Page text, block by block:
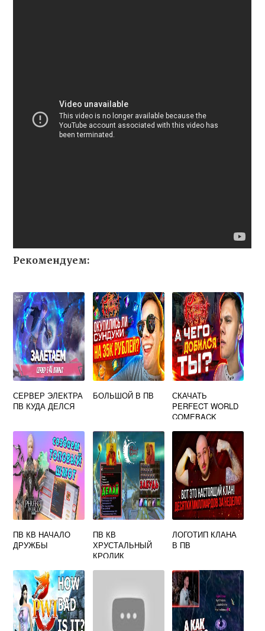
Рекомендуем:
СЕРВЕР ЭЛЕКТРА
ПВ КУДА ДЕЛСЯ
БОЛЬШОЙ В ПВ
СКАЧАТЬ
PERFECT WORLD
COMEBACK
ПВ КВ НАЧАЛО
ДРУЖБЫ
ПВ КВ
ХРУСТАЛЬНЫЙ
КРОЛИК
ЛОГОТИП КЛАНА
В ПВ